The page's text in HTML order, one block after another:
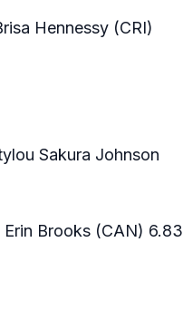
Hennessy (CRI)
Sakura Johnson
Brooks (CAN) 6.83